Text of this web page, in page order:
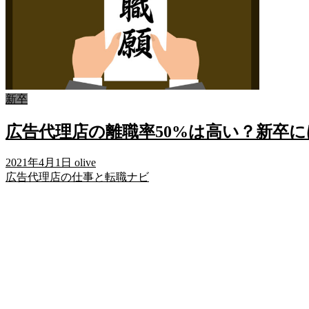
新卒
広告代理店の離職率50%は高い？新卒に
2021年4月1日 olive
広告代理店の仕事と転職ナビ